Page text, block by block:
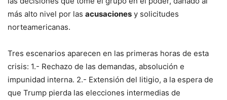
más alto nivel por las acusaciones y solicitudes
norteamericanas.
Tres escenarios aparecen en las primeras horas de esta
crisis: 1.- Rechazo de las demandas, absolución e
impunidad interna. 2.- Extensión del litigio, a la espera de
que Trump pierda las elecciones intermedias de